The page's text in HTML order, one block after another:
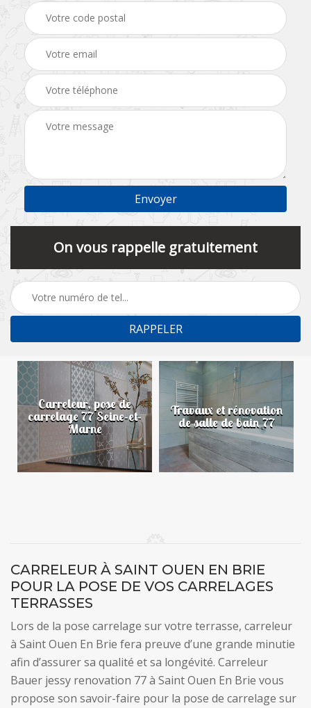
On vous rappelle gratuitement
Carreleur, pose de
carrelage 77 Seine-et-
Marne
Travaux et rénovation
de salle de bain 77
CARRELEUR À SAINT OUEN EN BRIE
POUR LA POSE DE VOS CARRELAGES
TERRASSES
Lors de la pose carrelage sur votre terrasse, carreleur
à Saint Ouen En Brie fera preuve d’une grande minutie
afin d’assurer sa qualité et sa longévité. Carreleur
Bauer jessy renovation 77 à Saint Ouen En Brie vous
propose son savoir-faire pour la pose de carrelage sur